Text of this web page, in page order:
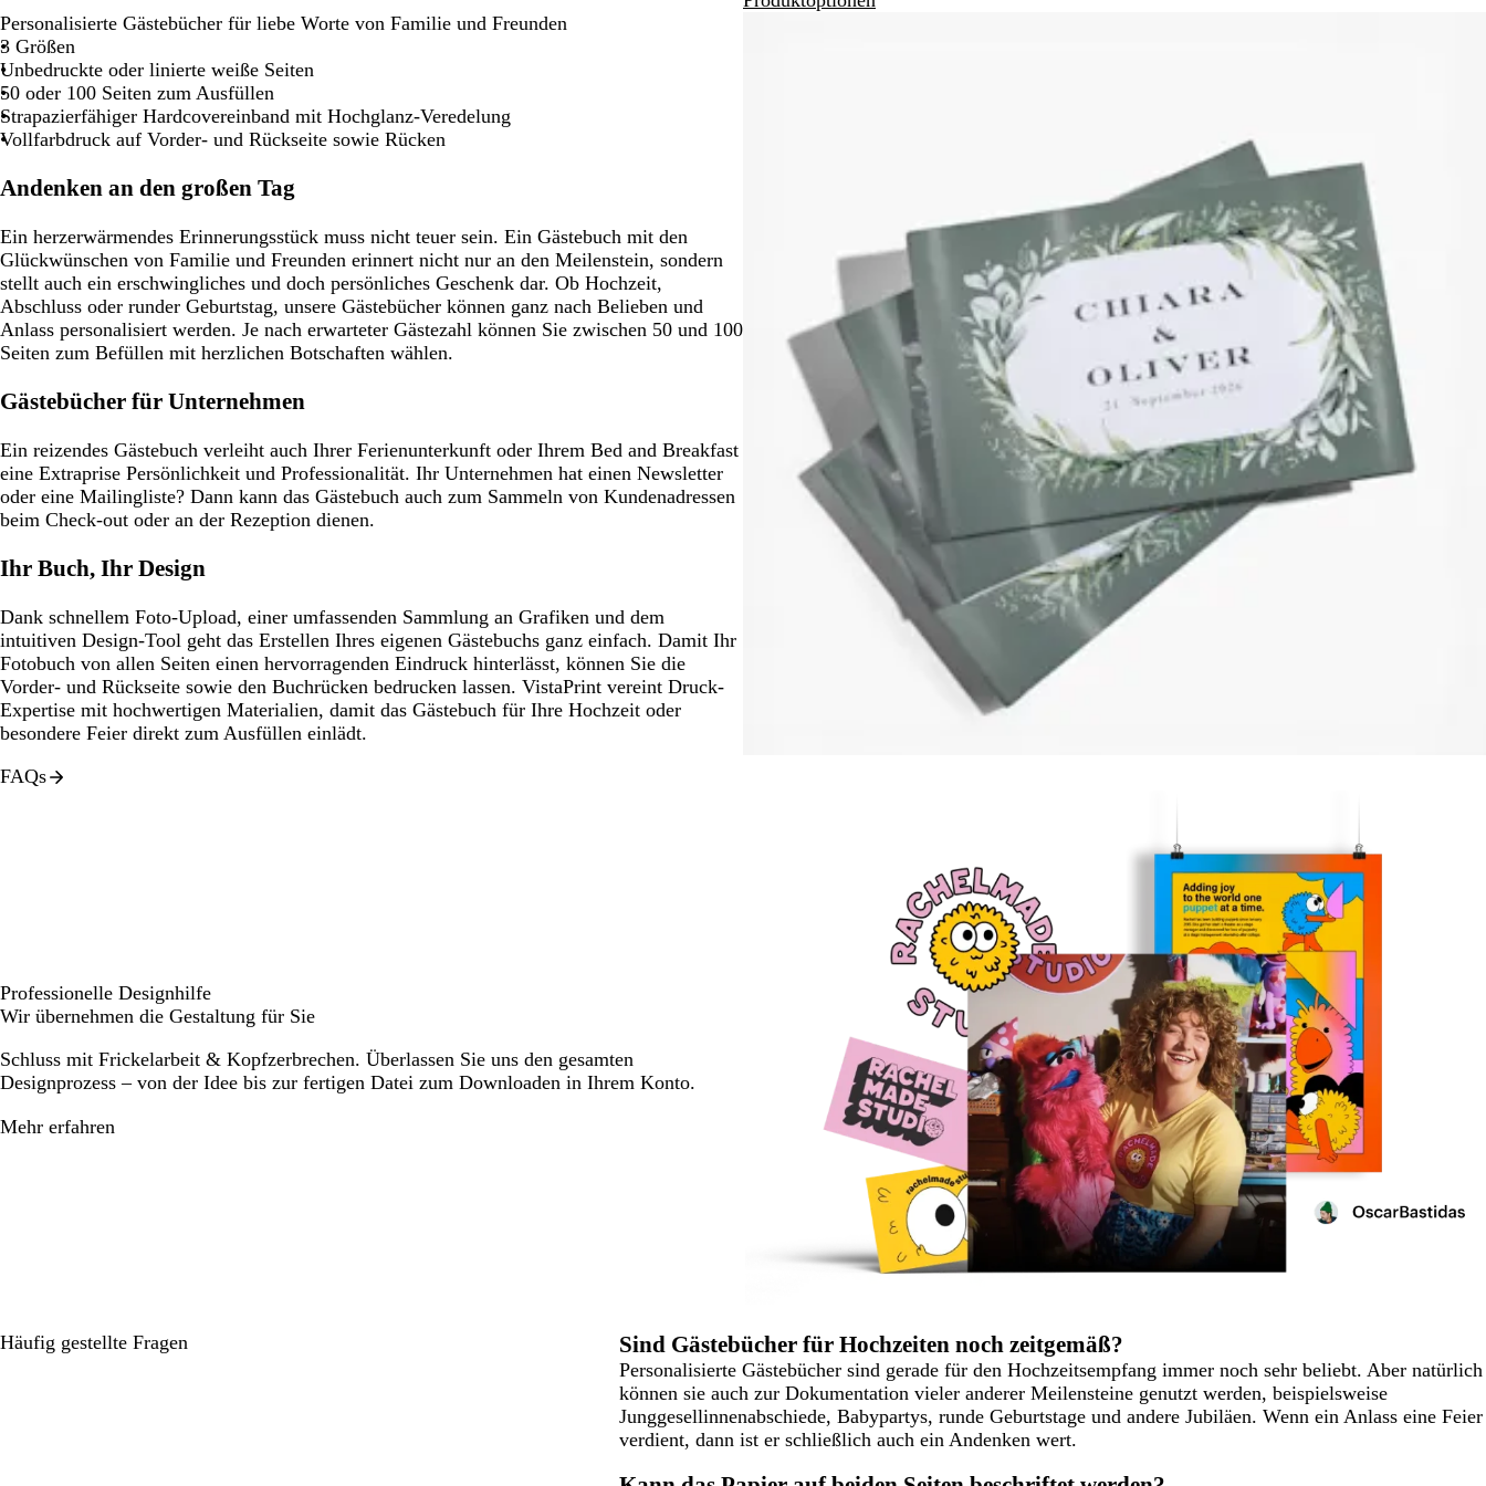
Schwenken.
Schwenken.
Schwenken.
Schwenken.
Schwenken.
Personalisierte Gästebücher für liebe Worte von Familie und Freunden
3 Größen
Unbedruckte oder linierte weiße Seiten
50 oder 100 Seiten zum Ausfüllen
Strapazierfähiger Hardcovereinband mit Hochglanz-Veredelung
Vollfarbdruck auf Vorder- und Rückseite sowie Rücken
Andenken an den großen Tag
Ein herzerwärmendes Erinnerungsstück muss nicht teuer sein. Ein Gästebuch mit den
Glückwünschen von Familie und Freunden erinnert nicht nur an den Meilenstein, sondern
stellt auch ein erschwingliches und doch persönliches Geschenk dar. Ob Hochzeit,
Abschluss oder runder Geburtstag, unsere Gästebücher können ganz nach Belieben und
Anlass personalisiert werden. Je nach erwarteter Gästezahl können Sie zwischen 50 und 100
Seiten zum Befüllen mit herzlichen Botschaften wählen.
Gästebücher für Unternehmen
Ein reizendes Gästebuch verleiht auch Ihrer Ferienunterkunft oder Ihrem Bed and Breakfast
eine Extraprise Persönlichkeit und Professionalität. Ihr Unternehmen hat einen Newsletter
oder eine Mailingliste? Dann kann das Gästebuch auch zum Sammeln von Kundenadressen
beim Check-out oder an der Rezeption dienen.
Ihr Buch, Ihr Design
Dank schnellem Foto-Upload, einer umfassenden Sammlung an Grafiken und dem
intuitiven Design-Tool geht das Erstellen Ihres eigenen Gästebuchs ganz einfach. Damit Ihr
Fotobuch von allen Seiten einen hervorragenden Eindruck hinterlässt, können Sie die
Vorder- und Rückseite sowie den Buchrücken bedrucken lassen. VistaPrint vereint Druck-
Expertise mit hochwertigen Materialien, damit das Gästebuch für Ihre Hochzeit oder
besondere Feier direkt zum Ausfüllen einlädt.
FAQs
Professionelle Designhilfe
Wir übernehmen die Gestaltung für Sie
Schluss mit Frickelarbeit & Kopfzerbrechen. Überlassen Sie uns den gesamten
Designprozess – von der Idee bis zur fertigen Datei zum Downloaden in Ihrem Konto.
Mehr erfahren
Häufig gestellte Fragen Sind Gästebücher für Hochzeiten noch zeitgemäß?
Personalisierte Gästebücher sind gerade für den Hochzeitsempfang immer noch sehr beliebt. Aber natürlich
können sie auch zur Dokumentation vieler anderer Meilensteine genutzt werden, beispielsweise
Junggesellinnenabschiede, Babypartys, runde Geburtstage und andere Jubiläen. Wenn ein Anlass eine Feier
verdient, dann ist er schließlich auch ein Andenken wert.